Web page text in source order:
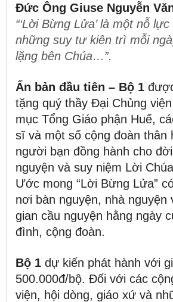
Đức Ông Giuse Nguyễn
“‘Lời Bừng Lửa’ là một nỗ
những suy tư kiên trì mỗi
lặng bên Chúa…”.
Ấn bản đầu tiên – Bộ 1
tặng quý thầy Đại Chủng
mục Tổng Giáo phận Huế,
sĩ và một số cộng đoàn thân
người bạn đồng hành cho
nguyện và suy niệm Lời
Ước mong “Lời Bừng Lửa”
nơi bàn nguyện, nhà nguyện
gian cầu nguyện hằng ngày
đình, cộng đoàn.
Bộ 1 dự kiến phát hành với
500.000đ/bộ. Đối với các
viện, hội dòng, giáo xứ và